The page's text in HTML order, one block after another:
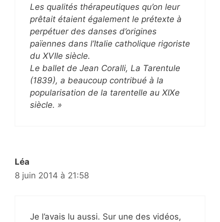
Les qualités thérapeutiques qu’on leur
prêtait étaient également le prétexte à
perpétuer des danses d’origines
païennes dans l’Italie catholique rigoriste
du XVIIe siècle.
Le ballet de Jean Coralli, La Tarentule
(1839), a beaucoup contribué à la
popularisation de la tarentelle au XIXe
siècle. »
Léa
8 juin 2014 à 21:58
Je l’avais lu aussi. Sur une des vidéos,